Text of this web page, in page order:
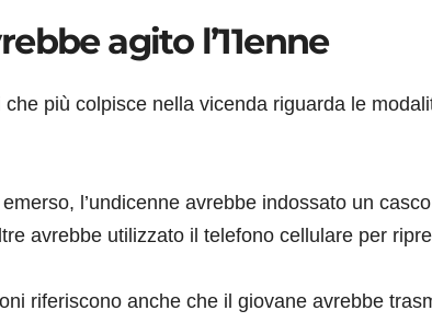
agito l’11enne
che più colpisce nella vicenda riguarda le
l’undicenne avrebbe indossato un
avrebbe utilizzato il telefono cellulare per
riferiscono anche che il giovane avrebbe